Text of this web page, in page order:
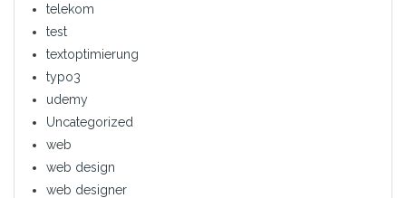
telekom
test
textoptimierung
typo3
udemy
Uncategorized
web
web design
web designer